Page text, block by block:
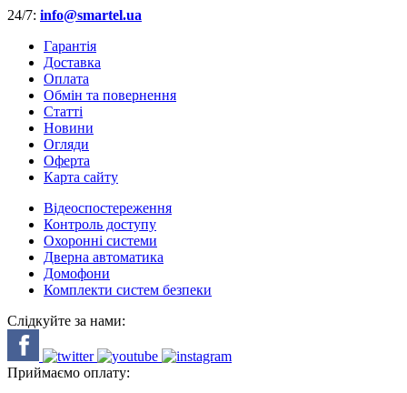
24/7: info@smartel.ua
Гарантія
Доставка
Оплата
Обмін та повернення
Cтатті
Новини
Огляди
Оферта
Карта сайту
Відеоспостереження
Контроль доступу
Охоронні системи
Дверна автоматика
Домофони
Комплекти систем безпеки
Слідкуйте за нами:
Приймаємо оплату: